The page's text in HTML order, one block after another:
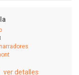
ver detalles